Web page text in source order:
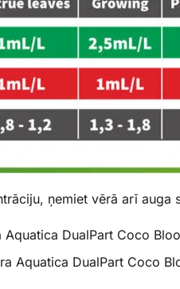
ņemiet vērā arī auga
DualPart Coco
Aquatica DualPart Coco